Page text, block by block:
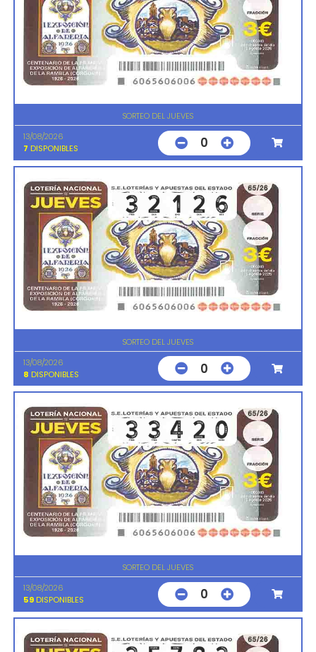
SORTEO DEL JUEVES
13/08/2026
7 DISPONIBLES 0
SORTEO DEL JUEVES
13/08/2026
8 DISPONIBLES 0
SORTEO DEL JUEVES
13/08/2026
59 DISPONIBLES 0